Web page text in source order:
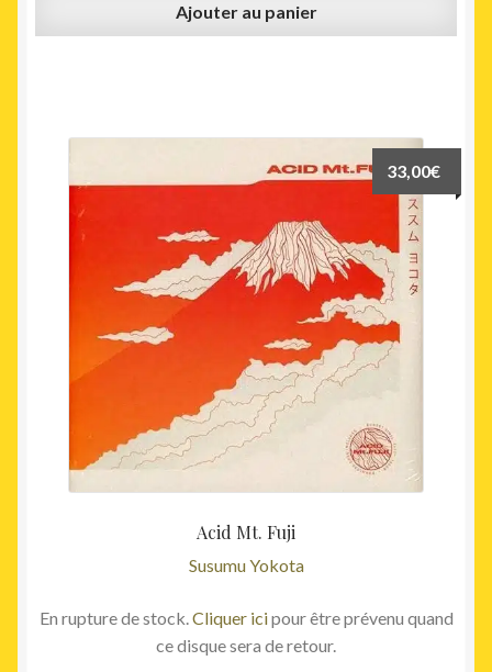
Ajouter au panier
Acid Mt. Fuji
Susumu Yokota
33,00€
En rupture de stock.Cliquer icipour être prévenu quand
ce disque sera de retour.